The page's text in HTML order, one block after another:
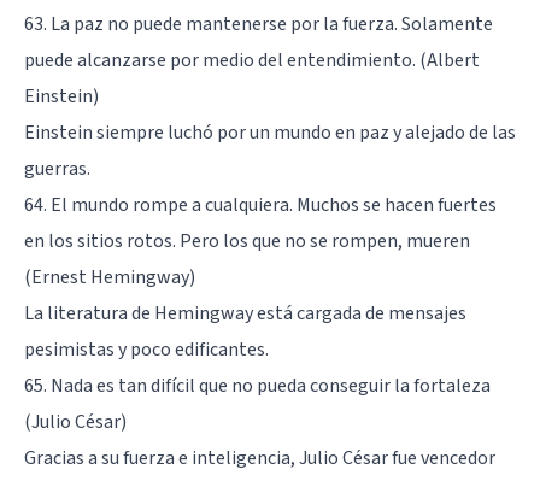
63. La paz no puede mantenerse por la fuerza. Solamente
puede alcanzarse por medio del entendimiento. (Albert
Einstein)
Einstein siempre luchó por un mundo en paz y alejado de las
guerras.
64. El mundo rompe a cualquiera. Muchos se hacen fuertes
en los sitios rotos. Pero los que no se rompen, mueren
(Ernest Hemingway)
La literatura de Hemingway está cargada de mensajes
pesimistas y poco edificantes.
65. Nada es tan difícil que no pueda conseguir la fortaleza
(Julio César)
Gracias a su fuerza e inteligencia, Julio César fue vencedor